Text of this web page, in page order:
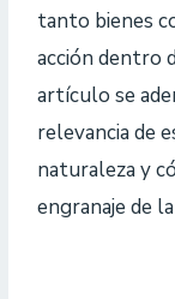
tanto bienes
acción dentro
artículo se
relevancia de
naturaleza y
engranaje de